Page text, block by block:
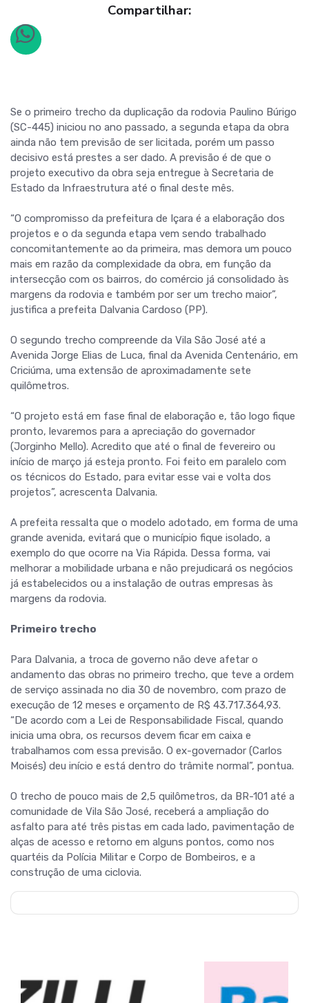
Compartilhar:
Se o primeiro trecho da duplicação da rodovia Paulino Búrigo
(SC-445) iniciou no ano passado, a segunda etapa da obra
ainda não tem previsão de ser licitada, porém um passo
decisivo está prestes a ser dado. A previsão é de que o
projeto executivo da obra seja entregue à Secretaria de
Estado da Infraestrutura até o final deste mês.
“O compromisso da prefeitura de Içara é a elaboração dos
projetos e o da segunda etapa vem sendo trabalhado
concomitantemente ao da primeira, mas demora um pouco
mais em razão da complexidade da obra, em função da
intersecção com os bairros, do comércio já consolidado às
margens da rodovia e também por ser um trecho maior”,
justifica a prefeita Dalvania Cardoso (PP).
O segundo trecho compreende da Vila São José até a
Avenida Jorge Elias de Luca, final da Avenida Centenário, em
Criciúma, uma extensão de aproximadamente sete
quilômetros.
“O projeto está em fase final de elaboração e, tão logo fique
pronto, levaremos para a apreciação do governador
(Jorginho Mello). Acredito que até o final de fevereiro ou
início de março já esteja pronto. Foi feito em paralelo com
os técnicos do Estado, para evitar esse vai e volta dos
projetos”, acrescenta Dalvania.
A prefeita ressalta que o modelo adotado, em forma de uma
grande avenida, evitará que o município fique isolado, a
exemplo do que ocorre na Via Rápida. Dessa forma, vai
melhorar a mobilidade urbana e não prejudicará os negócios
já estabelecidos ou a instalação de outras empresas às
margens da rodovia.
Primeiro trecho
Para Dalvania, a troca de governo não deve afetar o
andamento das obras no primeiro trecho, que teve a ordem
de serviço assinada no dia 30 de novembro, com prazo de
execução de 12 meses e orçamento de R$ 43.717.364,93.
“De acordo com a Lei de Responsabilidade Fiscal, quando
inicia uma obra, os recursos devem ficar em caixa e
trabalhamos com essa previsão. O ex-governador (Carlos
Moisés) deu início e está dentro do trâmite normal”, pontua.
O trecho de pouco mais de 2,5 quilômetros, da BR-101 até a
comunidade de Vila São José, receberá a ampliação do
asfalto para até três pistas em cada lado, pavimentação de
alças de acesso e retorno em alguns pontos, como nos
quartéis da Polícia Militar e Corpo de Bombeiros, e a
construção de uma ciclovia.